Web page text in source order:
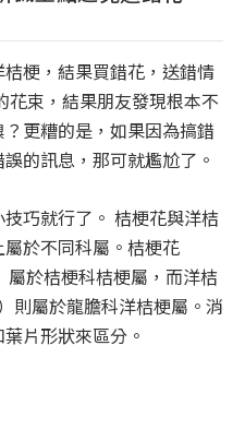
梗，結果買錯花，送錯情
花束，結果朋友發現根本不
更糟的是，如果因為搞錯
的訊息，那可就尷尬了。
巧就行了。 桔梗花與洋桔
於不同科屬。桔梗花
於桔梗科桔梗屬，而洋桔
屬於龍膽科洋桔梗屬。消
片形狀來區分。